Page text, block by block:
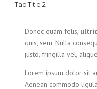
Tab Title 2
Donec quam felis,
quis, sem. Nulla
justo, fringilla vel,
Lorem ipsum dolor sit
Aenean commodo